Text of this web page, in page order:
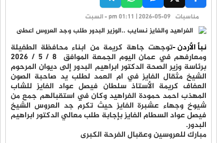
مناسبات pm 01:11 | 2026-05-09 - السبت
نبأ الأردن -توجهت جاهة كريمة من ابناء محافظة الطفيلة
ومعارفهم في عمان اليوم الجمعة الموافق ٨ / ٥ / ٢٠٢٦
برئاسة وزير الصحة الدكتور ابراهيم البدور إلى ديوان المرحوم
الشيخ مثقال الفايز في ام العمد لطلب يد صاحبة الصون
العفاف كريمة الأستاذ سلطان فيصل عواد الفايز للشاب
المهذب احمد حمودة الفراهيد وكان في استقبالهم جمع من
شيوخ وجهاء عشبرة الفايز حيث تكرم جد العروس الشيخ
فيصل عواد السطام الفايز بإجابة طلب معالي الدكتور ابراهيم
البدور.
مبارك للعروسين وعقبال الفرحة الكبرى